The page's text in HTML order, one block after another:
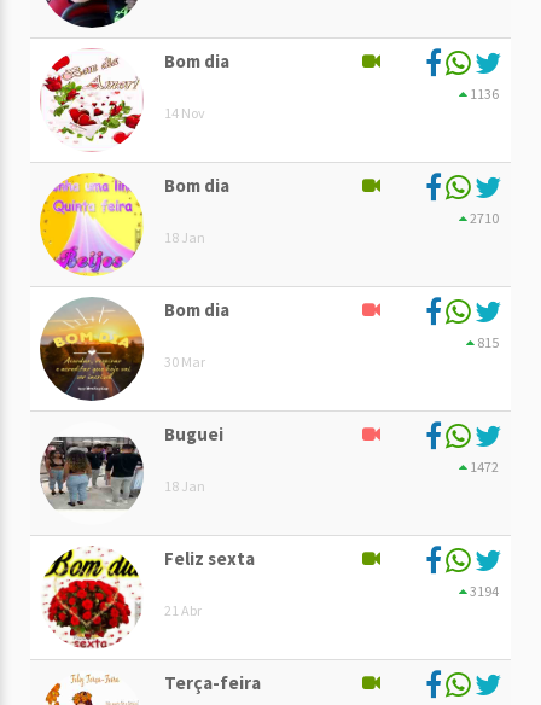
Bom dia
14 Nov
1136
Bom dia
18 Jan
2710
Bom dia
30 Mar
815
Buguei
18 Jan
1472
Feliz sexta
21 Abr
3194
Terça-feira